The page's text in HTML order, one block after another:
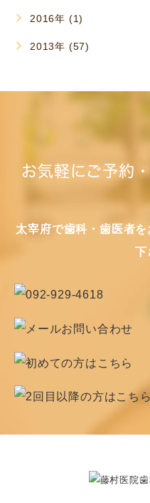
2016年 (1)
2013年 (57)
お気軽にご予約
太宰府で歯科・歯医者
下